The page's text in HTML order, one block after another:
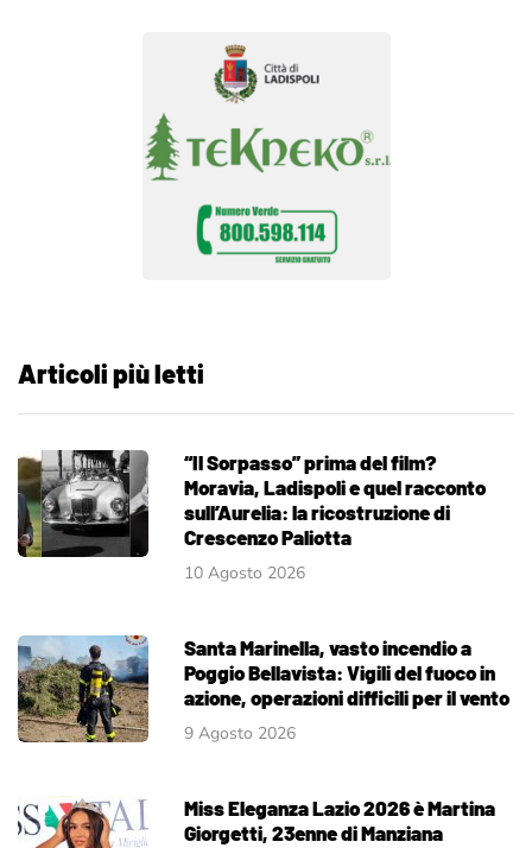
Articoli più letti
“Il Sorpasso” prima del film?
Moravia, Ladispoli e quel racconto
sull’Aurelia: la ricostruzione di
Crescenzo Paliotta
10 Agosto 2026
Santa Marinella, vasto incendio a
Poggio Bellavista: Vigili del fuoco in
azione, operazioni difficili per il vento
9 Agosto 2026
Miss Eleganza Lazio 2026 è Martina
Giorgetti, 23enne di Manziana